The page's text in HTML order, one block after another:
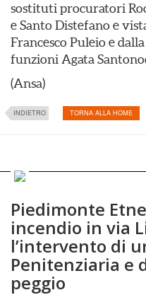
sostituti procuratori
e Santo Distefano e
Francesco Puleio e
funzioni Agata
(Ansa)
INDIETRO TORNA ALLA HOME
Piedimonte
incendio in via
l’intervento di
Penitenziaria e
peggio